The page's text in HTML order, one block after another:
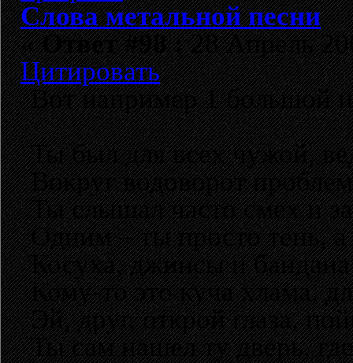
Слова метальной песни
«Ответ #98 :28 Апрель
Цитировать
Вот например 1 большой
Ты был для всех чужой,
Вокруг водоворот
Ты слышал часто смех и
Одним – ты просто тень, а
Косуха, джинсы и бандана
Кому-то это куча хлама,
Эй, друг, открой глаза,
Ты сам нашел ту дверь,